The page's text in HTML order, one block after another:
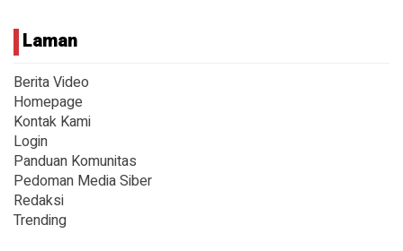
Laman
Berita Video
Homepage
Kontak Kami
Login
Panduan Komunitas
Pedoman Media Siber
Redaksi
Trending